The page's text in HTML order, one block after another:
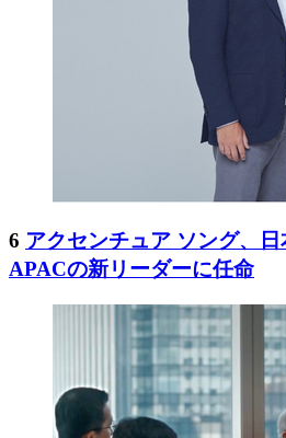
6 アクセンチュア ソング、
APACの新リーダーに任命